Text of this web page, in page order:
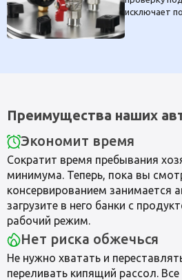
исключает
Преимущества наших
Экономит время
Сократит время пребывания
минимума. Теперь, пока вы
консервированием занимается
загрузите в него банки с
рабочий режим.
Нет риска обжечься
Не нужно хватать и
переливать кипящий рассол.